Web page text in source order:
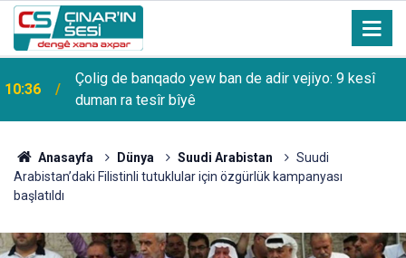
10:36
Çolig de banqado yew ban de adir vejiyo: 9 kesî
duman ra tesîr bîyê
Anasayfa Dünya Suudi Arabistan
Suudi
Arabistan’daki Filistinli tutuklular için özgürlük kampanyası
başlatıldı